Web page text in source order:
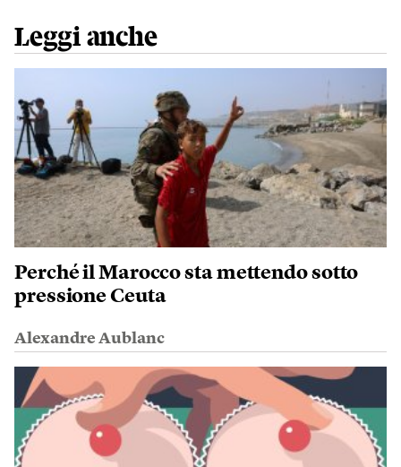
Leggi anche
Perché il Marocco sta mettendo sotto
pressione Ceuta
Alexandre Aublanc